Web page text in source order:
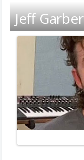
Jeff Garber